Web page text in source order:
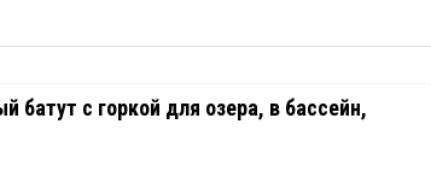
с горкой для озера, в бассейн,